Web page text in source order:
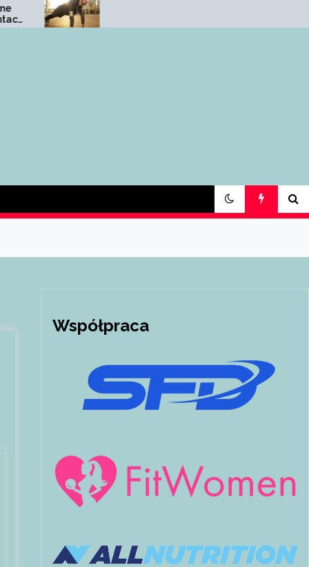
Dieta na masę
wegetariańską – jak
zapewnić odpowiednią
treningu na masę?
Współpraca